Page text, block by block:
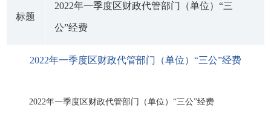
标题
2022年一季度区财政代管部门（单位）“三
公”经费
2022年一季度区财政代管部门（单位）“三公”经费
2022年一季度区财政代管部门（单位）“三公”经费